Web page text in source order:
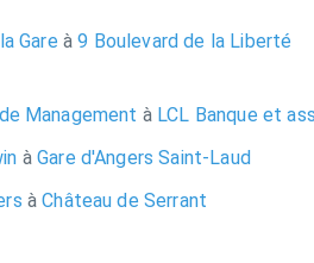
Gare à 9 Boulevard de la Liberté
Management àLCL Banque et
àGare d'Angers Saint-Laud
à Château de Serrant